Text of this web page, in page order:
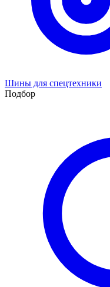
Шины для спецтехники
Подбор